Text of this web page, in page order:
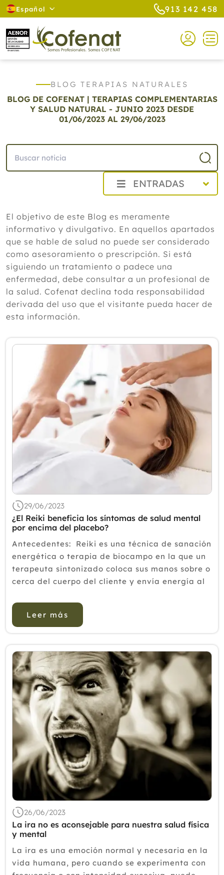
Español 913 142 458
BLOG TERAPIAS NATURALES
BLOG DE COFENAT | TERAPIAS COMPLEMENTARIAS
Y SALUD NATURAL - JUNIO 2023 DESDE
01/06/2023 AL 29/06/2023
ENTRADAS
2025
2024
2023
Diciembre
Noviembre
Octubre
Septiembre
Agosto
Julio
Junio
Mayo
Abril
Marzo
Febrero
Enero
2022
2017
2016
2015
2014
2013
El objetivo de este Blog es meramente
informativo y divulgativo. En aquellos apartados
que se hable de salud no puede ser considerado
como asesoramiento o prescripción. Si está
siguiendo un tratamiento o padece una
enfermedad, debe consultar a un profesional de
la salud. Cofenat declina toda responsabilidad
derivada del uso que el visitante pueda hacer de
esta información.
29/06/2023
¿El Reiki beneficia los síntomas de salud mental
por encima del placebo?
Antecedentes: Reiki es una técnica de sanación
energética o terapia de biocampo en la que un
terapeuta sintonizado coloca sus manos sobre o
cerca del cuerpo del cliente y envía energía al
para curarse a s...
Leer más
26/06/2023
La ira no es aconsejable para nuestra salud física
y mental
La ira es una emoción normal y necesaria en la
vida humana, pero cuando se experimenta con